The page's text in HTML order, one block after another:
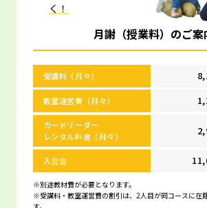
く！
月謝（授業料）のご案
受講料（月々）
教室運営費（月々）
カードリーダー
レンタル料金（月々）
入会金
※別途教材費が必要となります。
※受講料・教室運営費の割引は、2人目が同コースに在